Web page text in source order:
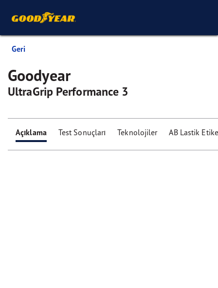
Geri
Goodyear
UltraGrip Performance 3
Açıklama Test Sonuçları Teknolojiler AB Lastik